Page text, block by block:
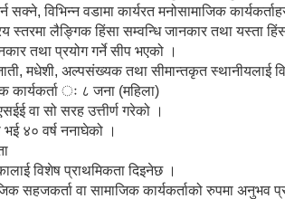
विभिन्न वडामा कार्यरत मनोसामाजिक
स्तरमा लैङ्गिक हिंसा सम्वन्धि जानकार तथा यस्ता
तथा प्रयोग गर्ने सीप भएको ।
मधेशी, अल्पसंख्यक तथा सीमान्तकृत स्थानीयलाई
कार्यकर्ता ः ८ जना (महिला)
वा सो सरह उत्तीर्ण गरेको ।
४० वर्ष ननाघेको ।
विशेष प्राथमिकता दिइनेछ ।
सहजकर्ता वा सामाजिक कार्यकर्ताको रुपमा अनुभव